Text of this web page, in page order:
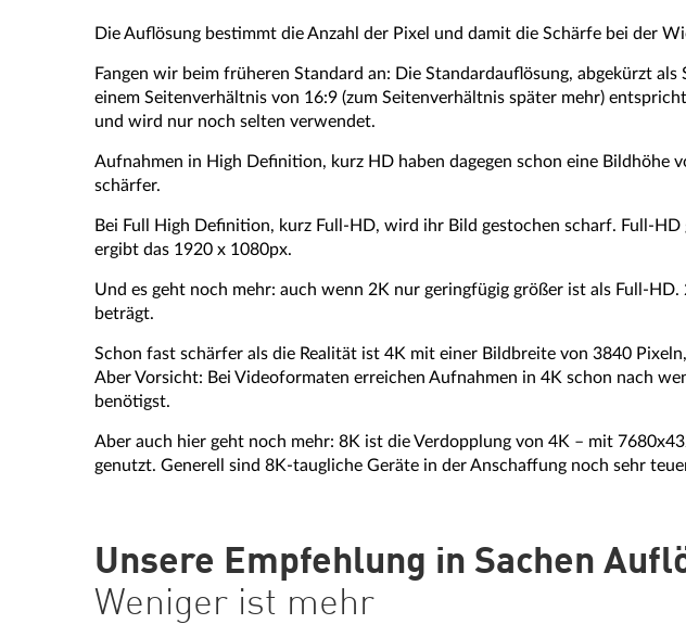
Die Auflösung bestimmt die Anzahl der Pixel und damit die Schärfe bei der
Fangen wir beim früheren Standard an: Die Standardauflösung, abgekürzt
einem Seitenverhältnis von 16:9 (zum Seitenverhältnis später mehr)
und wird nur noch selten verwendet.
Aufnahmen in High Definition, kurz HD haben dagegen schon eine Bildhöhe
schärfer.
Bei Full High Definition, kurz Full-HD, wird ihr Bild gestochen scharf. Full-
ergibt das 1920 x 1080px.
Und es geht noch mehr: auch wenn 2K nur geringfügig größer ist als Full-
beträgt.
Schon fast schärfer als die Realität ist 4K mit einer Bildbreite von 3840
Aber Vorsicht: Bei Videoformaten erreichen Aufnahmen in 4K schon nach
benötigst.
Aber auch hier geht noch mehr: 8K ist die Verdopplung von 4K – mit
genutzt. Generell sind 8K-taugliche Geräte in der Anschaffung noch sehr
Unsere Empfehlung in Sachen
Weniger ist mehr